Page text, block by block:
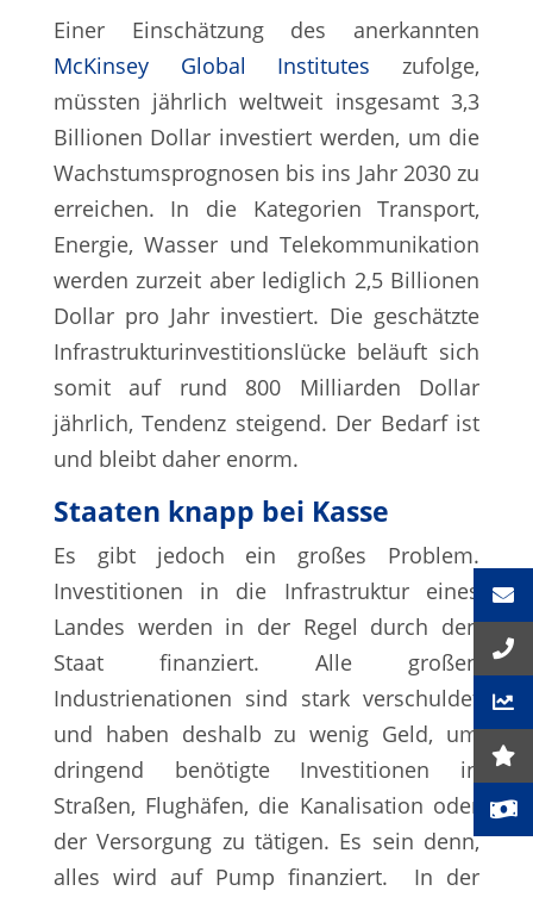
Einer Einschätzung des anerkannten
McKinsey Global Institutes zufolge,
müssten jährlich weltweit insgesamt 3,3
Billionen Dollar investiert werden, um die
Wachstumsprognosen bis ins Jahr 2030 zu
erreichen. In die Kategorien Transport,
Energie, Wasser und Telekommunikation
werden zurzeit aber lediglich 2,5 Billionen
Dollar pro Jahr investiert. Die geschätzte
Infrastrukturinvestitionslücke beläuft sich
somit auf rund 800 Milliarden Dollar
jährlich, Tendenz steigend. Der Bedarf ist
und bleibt daher enorm.
Staaten knapp bei Kasse
Es gibt jedoch ein großes Problem.
Investitionen in die Infrastruktur eines
Landes werden in der Regel durch den
Staat finanziert. Alle großen
Industrienationen sind stark verschuldet
und haben deshalb zu wenig Geld, um
dringend benötigte Investitionen in
Straßen, Flughäfen, die Kanalisation oder
der Versorgung zu tätigen. Es sein denn,
alles wird auf Pump finanziert. In der